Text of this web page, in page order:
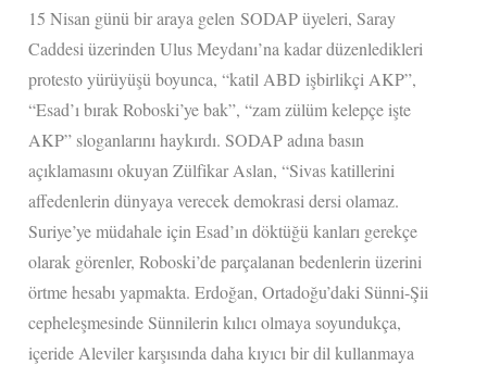
15 Nisan günü bir araya gelen SODAP üyeleri, Saray
Caddesi üzerinden Ulus Meydanı’na kadar düzenledikleri
protesto yürüyüşü boyunca, “katil ABD işbirlikçi AKP”,
“Esad’ı bırak Roboski’ye bak”, “zam zülüm kelepçe işte
AKP” sloganlarını haykırdı.SODAP adına basın
açıklamasını okuyan Zülfikar Aslan, “Sivas katillerini
affedenlerin dünyaya verecek demokrasi dersi olamaz.
Suriye’ye müdahale için Esad’ın döktüğü kanları gerekçe
olarak görenler, Roboski’de parçalanan bedenlerin üzerini
örtme hesabı yapmakta. Erdoğan, Ortadoğu’daki Sünni-Şii
cepheleşmesinde Sünnilerin kılıcı olmaya soyundukça,
içeride Aleviler karşısında daha kıyıcı bir dil kullanmaya